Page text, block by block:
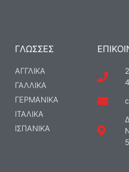
ΓΛΩΣΣΕΣ
ΑΓΓΛΙΚΑ
ΓΑΛΛΙΚΑ
ΓΕΡΜΑΝΙΚΑ
ΙΤΑΛΙΚΑ
ΙΣΠΑΝΙΚΑ